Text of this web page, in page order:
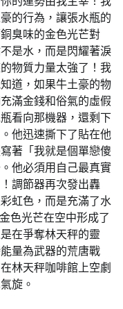
的行為，讓張水瓶的
臭味的金色光芒對
是水，而是閃耀著淚
物質力量太強了！我
道，如果牛土豪的物
滿金錢和俗氣的虛假
看向那機器，還剩下
他迅速撕下了貼在他
著「我就是個單戀傻
他必須用自己最真實
調節器再次發出轟
虹色，而是充滿了水
色光芒在空中形成了
在爭奪林天秤的靈
量為武器的荒唐戰
林天秤咖啡館上空劇
旋。